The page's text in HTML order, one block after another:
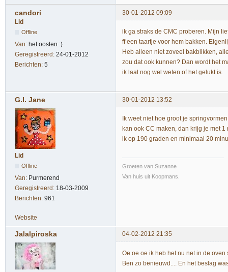
candori
30-01-2012 09:09
Lid
Offline
Van: het oosten :)
Geregistreerd: 24-01-2012
Berichten: 5
ik ga straks de CMC proberen. Mijn
ff een taartje voor hem bakken.
Heb alleen niet zoveel bakblikken,
zou dat ook kunnen? Dan wordt het
ik laat nog wel weten of het gelukt is.
G.I. Jane 30-01-2012 13:52
Lid
Offline
Van: Purmerend
Geregistreerd: 18-03-2009
Berichten: 961
Ik weet niet hoe groot je
kan ook CC maken, dan krijg je met
ik op 190 graden en minimaal 20
Groeten van Suzanne
Van huis uit Koopmans.
Website
Jalalpiroska 04-02-2012 21:35
Oe oe oe ik heb het nu net in de
Ben zo benieuwd.... En het beslag